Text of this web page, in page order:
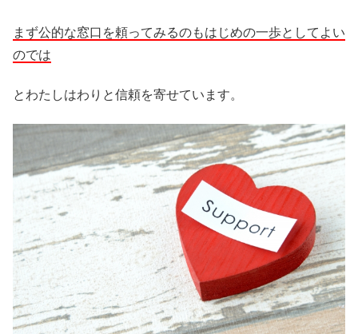
まず公的な窓口を頼ってみるのもはじめの一歩としてよい
のでは
とわたしはわりと信頼を寄せています。